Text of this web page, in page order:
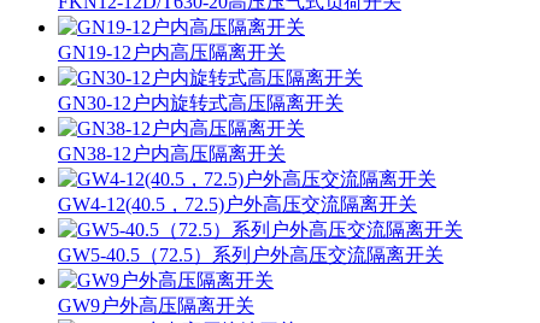
GN19-12户内高压隔离开关
GN30-12户内旋转式高压隔离开关
GN38-12户内高压隔离开关
GW4-12(40.5，72.5)户外高压交流隔离开关
GW5-40.5（72.5）系列户外高压交流隔离开关
GW9户外高压隔离开关